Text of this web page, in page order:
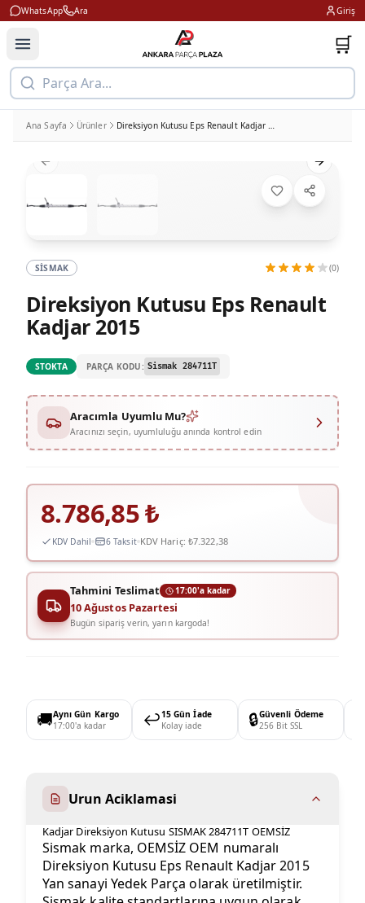
WhatsApp Ara Giriş
🛒
Parça Ara...
Ana Sayfa Ürünler Direksiyon Kutusu Eps Renault Kadjar 2015
Previous slide Next
SISMAK (0)
Direksiyon Kutusu Eps Renault
Kadjar 2015
STOKTA PARÇA KODU: Sismak 284711T
Aracımla Uyumlu Mu?
Aracınızı seçin, uyumluluğu anında kontrol edin
8.786,85₺
KDV Dahil 6 Taksit KDV Hariç: ₺7.322,38
Tahmini Teslimat 17:00'a kadar
10 Ağustos Pazartesi
Bugün sipariş verin, yarın kargoda!
🚚Aynı Gün Kargo
17:00'a kadar
↩️15 Gün İade
Kolay iade
🔒Güvenli Ödeme
256 Bit SSL
Urun Aciklamasi
Kadjar Direksiyon Kutusu SISMAK 284711T OEMSİZ
Sismak marka, OEMSİZ OEM numaralı
Direksiyon Kutusu Eps Renault Kadjar 2015
Yan sanayi Yedek Parça olarak üretilmiştir.